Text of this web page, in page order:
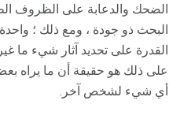
الضحك والدعابة على الظروف
البحث ذو جودة ، ومع ذلك ؛
القدرة على تحديد آثار شيء ما
على ذلك هو حقيقة أن ما يراه
أي شيء لشخص آخر.